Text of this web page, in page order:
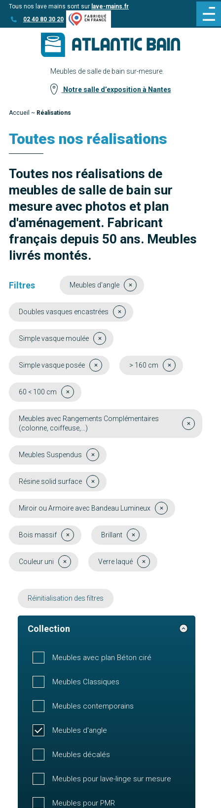
Aller
au
Aller au
contenu
Tous nos lave mains sont sur lave-mains.fr
02 40 80 30 20
Meubles de salle de bain sur-mesure.
Notre salle d’exposition à Nantes
Accueil ~ Réalisations
Toutes nos réalisations
Toutes nos réalisations de
meubles de salle de bain sur
mesure avec photos et plan
d'aménagement. Fabricant
français depuis 50 ans. Meubles
livrés montés.
Filtres Meubles d'angle
Doubles vasques encastrées
Simple vasque moulée
Simple vasque posée > 160 cm
60 < 100 cm
Meubles avec Rangements Complémentaires
(colonne, coiffeuse,...)
Meubles Suspendus
Résine solid surface
Miroir ou Armoire avec Bandeau Lumineux
Bois massif Brillant
Couleur uni Verre laqué
Réinitialisation des filtres
Collection
Meubles avec plan Béton ciré
Meubles Classiques
Meubles contemporains
Meubles d'angle
Meubles décalés
Meubles pour lave-linge sur mesure
Meubles pour PMR